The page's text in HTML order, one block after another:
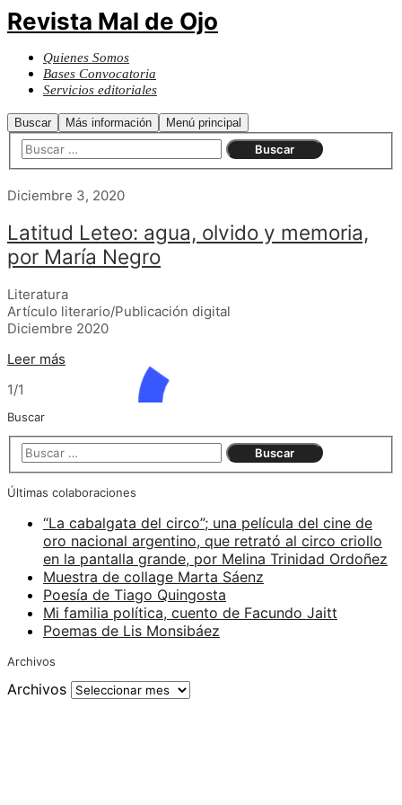
Revista Mal de Ojo
Quienes Somos
Bases Convocatoria
Servicios editoriales
Buscar Más información Menú principal
Diciembre 3, 2020
Latitud Leteo: agua, olvido y memoria,
por María Negro
Literatura
Artículo literario/Publicación digital
Diciembre 2020
Leer más
1/1
Buscar
Últimas colaboraciones
“La cabalgata del circo”; una película del cine de
oro nacional argentino, que retrató al circo criollo
en la pantalla grande, por Melina Trinidad Ordoñez
Muestra de collage Marta Sáenz
Poesía de Tiago Quingosta
Mi familia política, cuento de Facundo Jaitt
Poemas de Lis Monsibáez
Archivos
Archivos